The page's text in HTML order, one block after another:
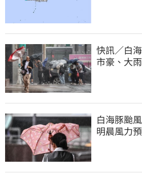
快訊／白
市豪、大
白海豚颱
明晨風力